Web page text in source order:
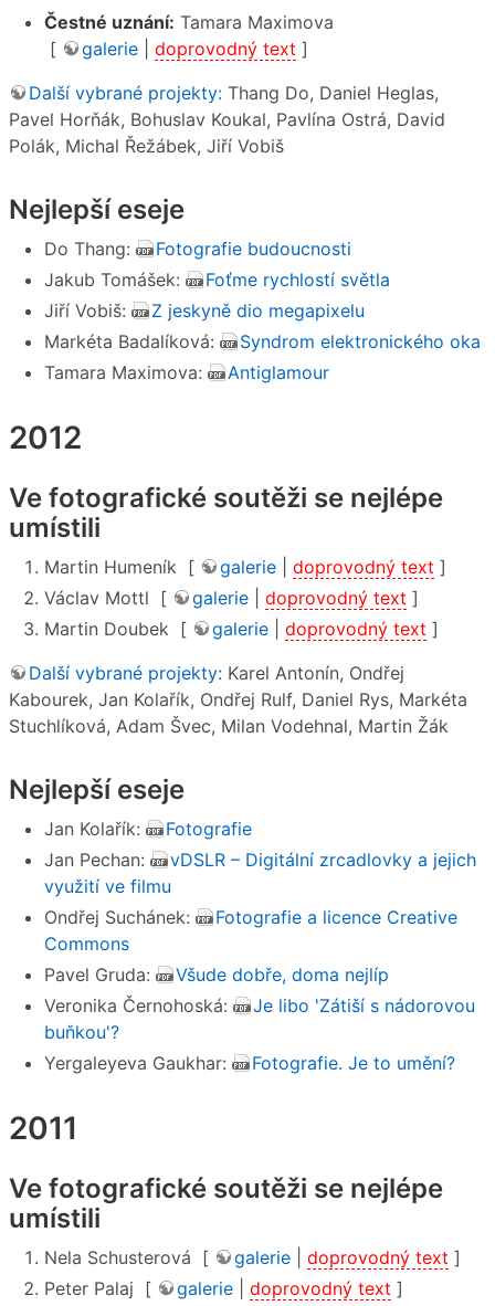
Čestné uznání: Tamara Maximova
[
galerie doprovodný text ]
Další vybrané projekty: Thang Do, Daniel Heglas,
Pavel Horňák, Bohuslav Koukal, Pavlína Ostrá, David
Polák, Michal Řežábek, Jiří Vobiš
Nejlepší eseje
Do Thang:
Fotografie budoucnosti
Jakub Tomášek:
Foťme rychlostí světla
Jiří Vobiš:
Z jeskyně dio megapixelu
Markéta Badalíková:
Syndrom elektronického oka
Tamara Maximova:
Antiglamour
2012
Ve fotografické soutěži se nejlépe
umístili
Martin Humeník [ galerie doprovodný text ]
Václav Mottl [
galerie doprovodný text ]
Martin Doubek [
galerie doprovodný text ]
Další vybrané projekty: Karel Antonín, Ondřej
Kabourek, Jan Kolařík, Ondřej Rulf, Daniel Rys, Markéta
Stuchlíková, Adam Švec, Milan Vodehnal, Martin Žák
Nejlepší eseje
Jan Kolařík:
Fotografie
Jan Pechan:
vDSLR – Digitální zrcadlovky a jejich
využití ve filmu
Ondřej Suchánek:
Fotografie a licence Creative
Commons
Pavel Gruda:
Všude dobře, doma nejlíp
Veronika Černohoská:
Je libo 'Zátiší s nádorovou
buňkou'?
Yergaleyeva Gaukhar:
Fotografie. Je to umění?
2011
Ve fotografické soutěži se nejlépe
umístili
Nela Schusterová [ galerie doprovodný text ]
Peter Palaj [
galerie doprovodný text ]